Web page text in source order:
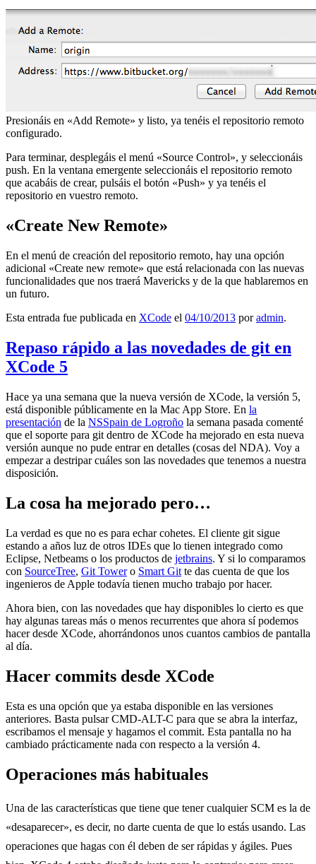
Presionáis en «Add Remote» y listo, ya tenéis el repositorio remoto
configurado.
Para terminar, desplegáis el menú «Source Control», y seleccionáis
push. En la ventana emergente seleccionáis el repositorio remoto
que acabáis de crear, pulsáis el botón «Push» y ya tenéis el
repositorio en vuestro remoto.
«Create New Remote»
En el menú de creación del repositorio remoto, hay una opción
adicional «Create new remote» que está relacionada con las nuevas
funcionalidades que nos traerá Mavericks y de la que hablaremos en
un futuro.
Esta entrada fue publicada en XCode el 04/10/2013 poradmin.
Repaso rápido a las novedades de git en
XCode 5
Hace ya una semana que la nueva versión de XCode, la versión 5,
está disponible públicamente en la Mac App Store. En la
presentación de la NSSpain de Logroño la semana pasada comenté
que el soporte para git dentro de XCode ha mejorado en esta nueva
versión aunque no pude entrar en detalles (cosas del NDA). Voy a
empezar a destripar cuáles son las novedades que tenemos a nuestra
disposición.
La cosa ha mejorado pero…
La verdad es que no es para echar cohetes. El cliente git sigue
estando a años luz de otros IDEs que lo tienen integrado como
Eclipse, Netbeams o los productos de jetbrains. Y si lo comparamos
con SourceTree, Git Towero Smart Git te das cuenta de que los
ingenieros de Apple todavía tienen mucho trabajo por hacer.
Ahora bien, con las novedades que hay disponibles lo cierto es que
hay algunas tareas más o menos recurrentes que ahora sí podemos
hacer desde XCode, ahorrándonos unos cuantos cambios de pantalla
al día.
Hacer commits desde XCode
Esta es una opción que ya estaba disponible en las versiones
anteriores. Basta pulsar CMD-ALT-C para que se abra la interfaz,
escribamos el mensaje y hagamos el commit. Esta pantalla no ha
cambiado prácticamente nada con respecto a la versión 4.
Operaciones más habituales
Una de las características que tiene que tener cualquier SCM es la de
«desaparecer», es decir, no darte cuenta de que lo estás usando. Las
operaciones que hagas con él deben de ser rápidas y ágiles. Pues